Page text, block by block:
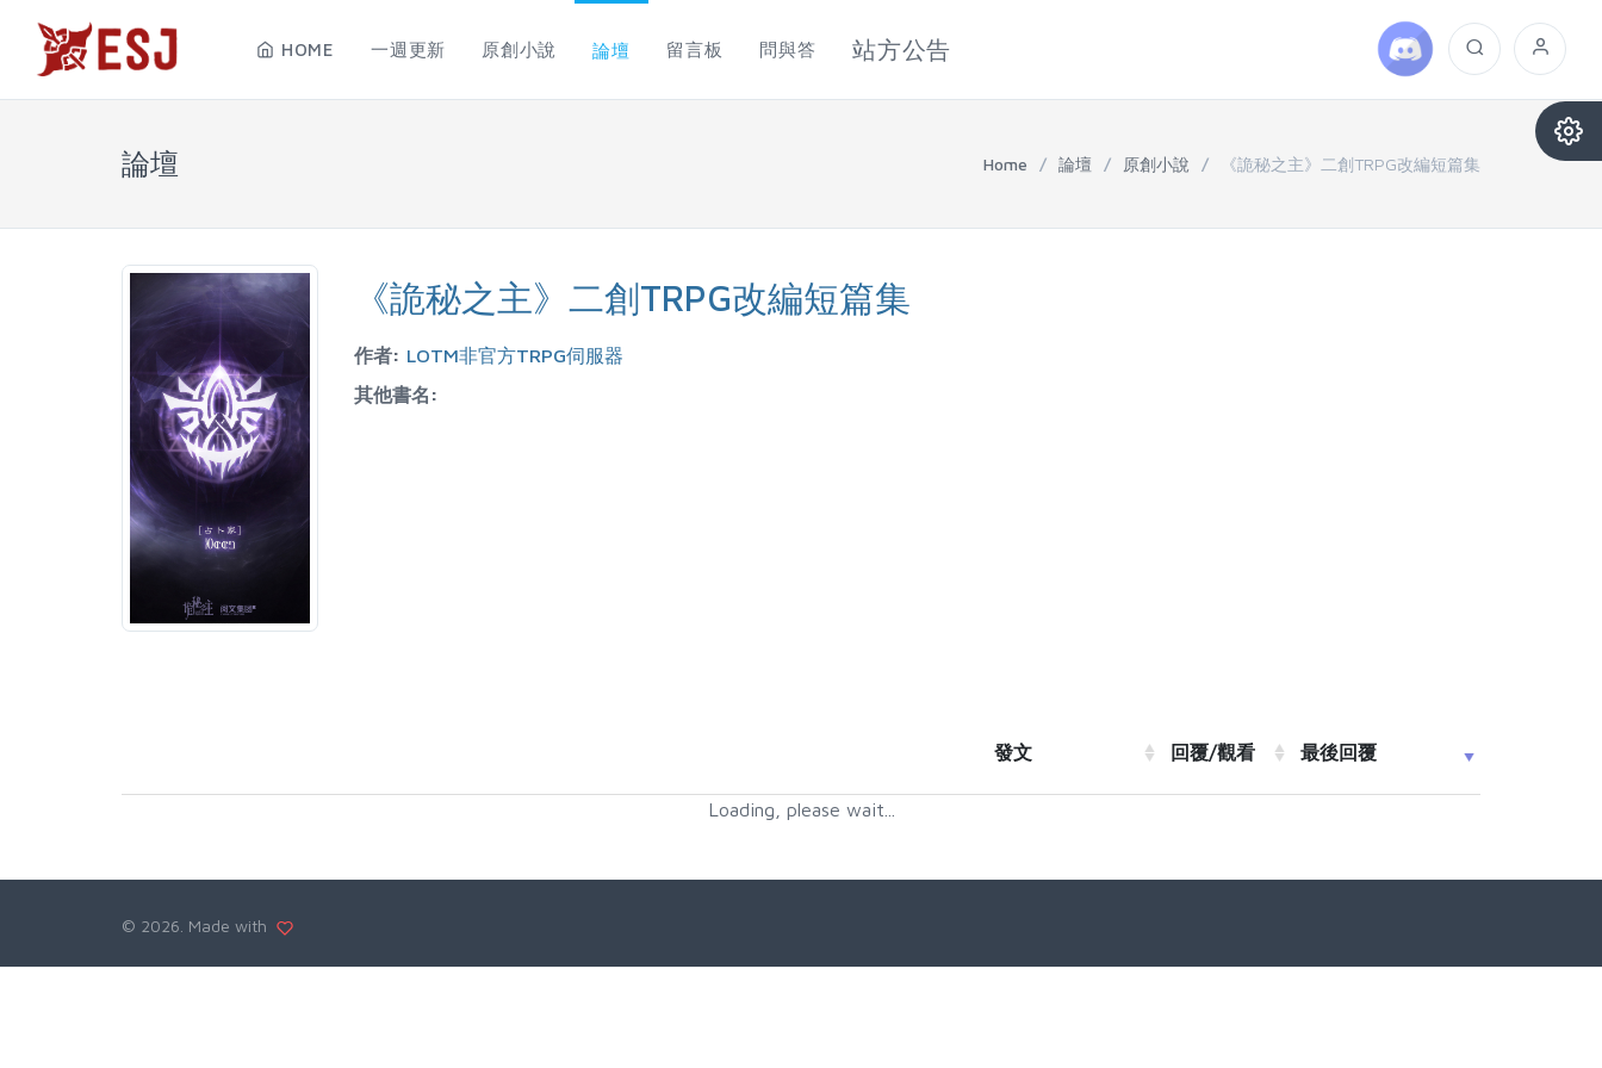
HOME 一週更新 原創小說 論壇 留言板 問與答 站方公告
論壇 Home / 論壇 / 原創小說 / 《詭秘之主》二創TRPG改編短篇集
《詭秘之主》二創TRPG改編短篇集
作者: LOTM非官方TRPG伺服器
其他書名:
Loading, please wait...
發文 回覆/觀看 最後回覆
目前尚無任何資料
© 2026. Made with